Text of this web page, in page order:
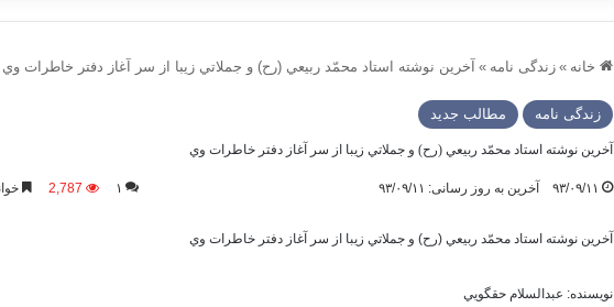
خانه » زندگی نامه » آخرين نوشته استاد محمّد ربيعي (رح) و جملاتي زيبا از سر آغاز دفتر خاطرات وي
زندگی نامه مطالب جدید
آخرين نوشته استاد محمّد ربيعي (رح) و جملاتي زيبا از سر آغاز دفتر خاطرات وي
۹۳/۰۹/۱۱ آخرین به روز رسانی: ۹۳/۰۹/۱۱ ۱ 2,787
آخرين نوشته استاد محمّد ربيعي (رح) و جملاتي زيبا از سر آغاز دفتر خاطرات وي
نويسنده: عبدالسلام حقگويي